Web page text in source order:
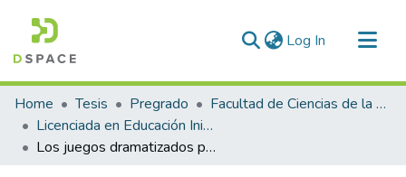
Log In (current)
Communities & Collections
All of DSpace
Statistics
Home Tesis Pregrado
Facultad de Ciencias de la Educación
Licenciada en Educación Inicial Intercultural Bilingüe
Los juegos dramatizados para iniciar en la producción oral de textos narrativos a las niñas de 5 años de la Institución Educativa Corazón de Jesús Circa Arequipa 2022